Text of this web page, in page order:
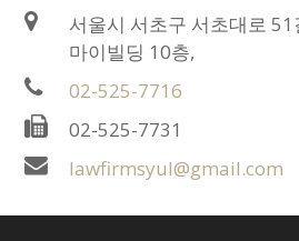
서울시 서초구 서초대로 51
마이빌딩 10층,
02-525-7716
02-525-7731
lawfirmsyul@gmail.com